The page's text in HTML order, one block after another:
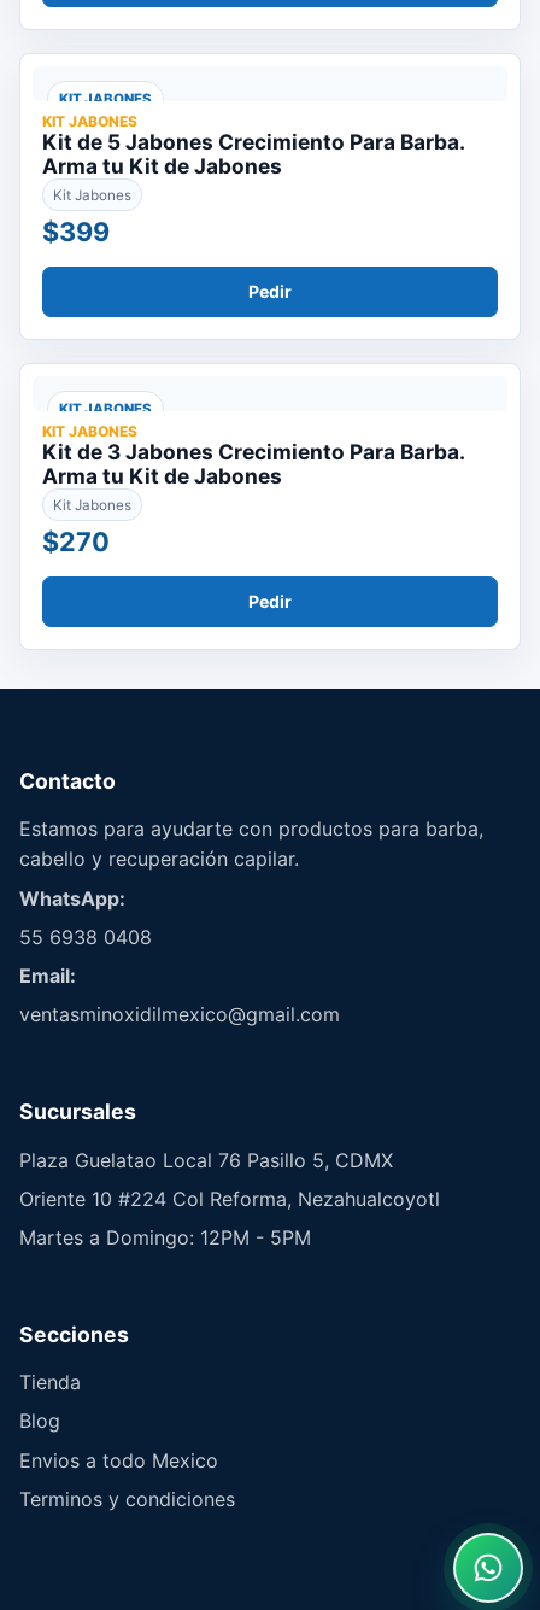
KIT JABONES
KIT JABONES
Kit de 5 Jabones Crecimiento Para Barba.
Arma tu Kit de Jabones
Kit Jabones
$399
Pedir
KIT JABONES
KIT JABONES
Kit de 3 Jabones Crecimiento Para Barba.
Arma tu Kit de Jabones
Kit Jabones
$270
Pedir
Contacto
Estamos para ayudarte con productos para barba,
cabello y recuperación capilar.
WhatsApp:
55 6938 0408
Email:
ventasminoxidilmexico@gmail.com
Sucursales
Plaza Guelatao Local 76 Pasillo 5, CDMX
Oriente 10 #224 Col Reforma, Nezahualcoyotl
Martes a Domingo: 12PM - 5PM
Secciones
Tienda
Blog
Envios a todo Mexico
Terminos y condiciones